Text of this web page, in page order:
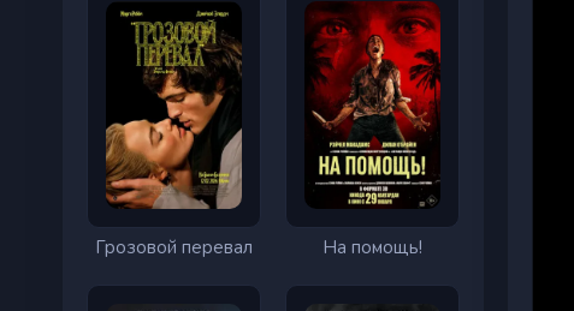
Грозовой перевал На помощь!